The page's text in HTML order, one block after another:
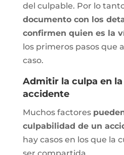
del culpable. Por lo
documento con los
confirmen quien es la
los primeros pasos que
caso.
Admitir la culpa en la
accidente
Muchos factores
culpabilidad de un
hay casos en los que la
ser compartida.